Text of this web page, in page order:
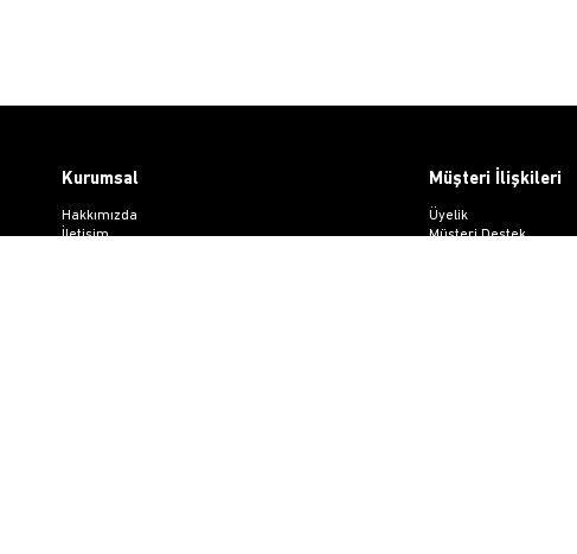
Kurumsal
Hakkımızda
İletişim
Müşteri İlişkileri
Üyelik
Müşteri Destek